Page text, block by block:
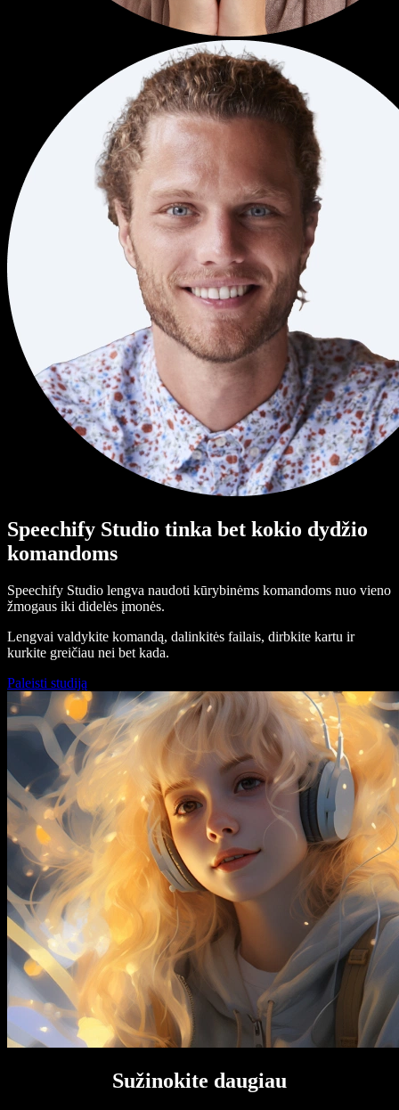
Speechify Studio tinka bet kokio dydžio
komandoms
Speechify Studio lengva naudoti kūrybinėms komandoms nuo vieno
žmogaus iki didelės įmonės.
Lengvai valdykite komandą, dalinkitės failais, dirbkite kartu ir
kurkite greičiau nei bet kada.
Paleisti studiją
Sužinokite daugiau